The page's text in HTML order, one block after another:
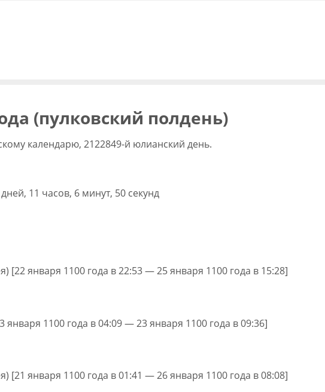
(пулковский полдень)
календарю, 2122849-й юлианский день.
11 часов, 6 минут, 50 секунд
[22 января 1100 года в 22:53 — 25 января 1100 года в 15:28]
января 1100 года в 04:09 — 23 января 1100 года в 09:36]
[21 января 1100 года в 01:41 — 26 января 1100 года в 08:08]